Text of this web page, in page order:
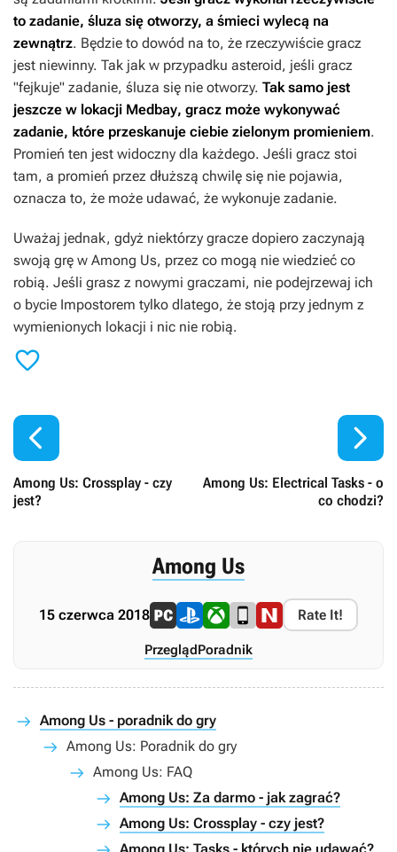
to zadanie, śluza się otworzy, a śmieci wylecą na
zewnątrz. Będzie to dowód na to, że rzeczywiście gracz
jest niewinny. Tak jak w przypadku asteroid, jeśli gracz
"fejkuje" zadanie, śluza się nie otworzy. Tak samo jest
jeszcze w lokacji Medbay, gracz może wykonywać
zadanie, które przeskanuje ciebie zielonym promieniem.
Promień ten jest widoczny dla każdego. Jeśli gracz stoi
tam, a promień przez dłuższą chwilę się nie pojawia,
oznacza to, że może udawać, że wykonuje zadanie.
Uważaj jednak, gdyż niektórzy gracze dopiero zaczynają
swoją grę w Among Us, przez co mogą nie wiedzieć co
robią. Jeśli grasz z nowymi graczami, nie podejrzewaj ich
o bycie Impostorem tylko dlatego, że stoją przy jednym z
wymienionych lokacji i nic nie robią.


Among Us: Crossplay - czy
jest?
Among Us: Electrical Tasks - o
co chodzi?

Among Us
15 czerwca 2018 Rate It!
Przegląd Poradnik
Among Us - poradnik do gry
Among Us: Poradnik do gry
Among Us: FAQ
Among Us: Za darmo - jak zagrać?
Among Us: Crossplay - czy jest?